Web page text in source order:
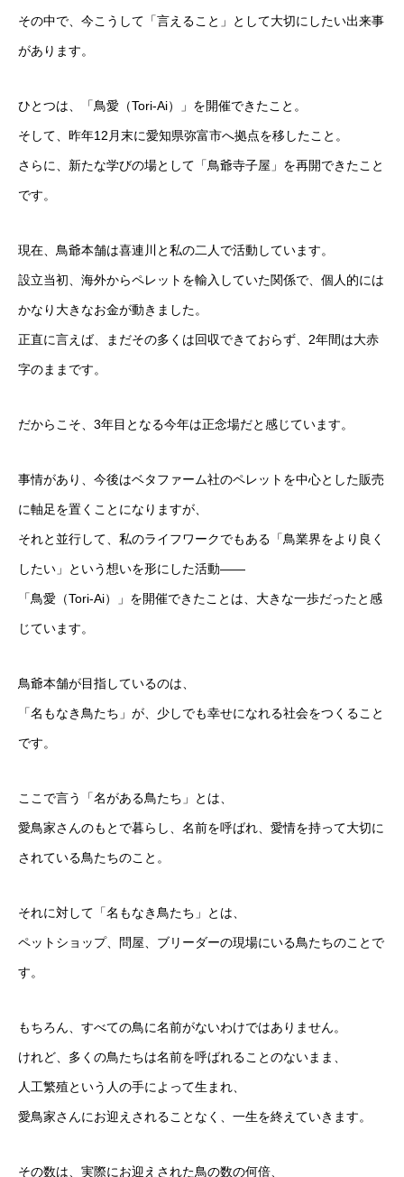
その中で、今こうして「言えること」として大切にしたい出来事
があります。
ひとつは、「鳥愛（Tori-Ai）」を開催できたこと。
そして、昨年12月末に愛知県弥富市へ拠点を移したこと。
さらに、新たな学びの場として「鳥爺寺子屋」を再開できたこと
です。
現在、鳥爺本舗は喜連川と私の二人で活動しています。
設立当初、海外からペレットを輸入していた関係で、個人的には
かなり大きなお金が動きました。
正直に言えば、まだその多くは回収できておらず、2年間は大赤
字のままです。
だからこそ、3年目となる今年は正念場だと感じています。
事情があり、今後はベタファーム社のペレットを中心とした販売
に軸足を置くことになりますが、
それと並行して、私のライフワークでもある「鳥業界をより良く
したい」という想いを形にした活動――
「鳥愛（Tori-Ai）」を開催できたことは、大きな一歩だったと感
じています。
鳥爺本舗が目指しているのは、
「名もなき鳥たち」が、少しでも幸せになれる社会をつくること
です。
ここで言う「名がある鳥たち」とは、
愛鳥家さんのもとで暮らし、名前を呼ばれ、愛情を持って大切に
されている鳥たちのこと。
それに対して「名もなき鳥たち」とは、
ペットショップ、問屋、ブリーダーの現場にいる鳥たちのことで
す。
もちろん、すべての鳥に名前がないわけではありません。
けれど、多くの鳥たちは名前を呼ばれることのないまま、
人工繁殖という人の手によって生まれ、
愛鳥家さんにお迎えされることなく、一生を終えていきます。
その数は、実際にお迎えされた鳥の数の何倍、